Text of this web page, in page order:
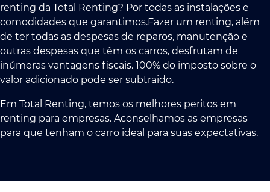
renting da Total Renting? Por todas as instalações e
comodidades que garantimos.Fazer um renting, além
de ter todas as despesas de reparos, manutenção e
outras despesas que têm os carros, desfrutam de
inúmeras vantagens fiscais. 100% do imposto sobre o
valor adicionado pode ser subtraido.
Em Total Renting, temos os melhores peritos em
renting para empresas. Aconselhamos as empresas
para que tenham o carro ideal para suas expectativas.